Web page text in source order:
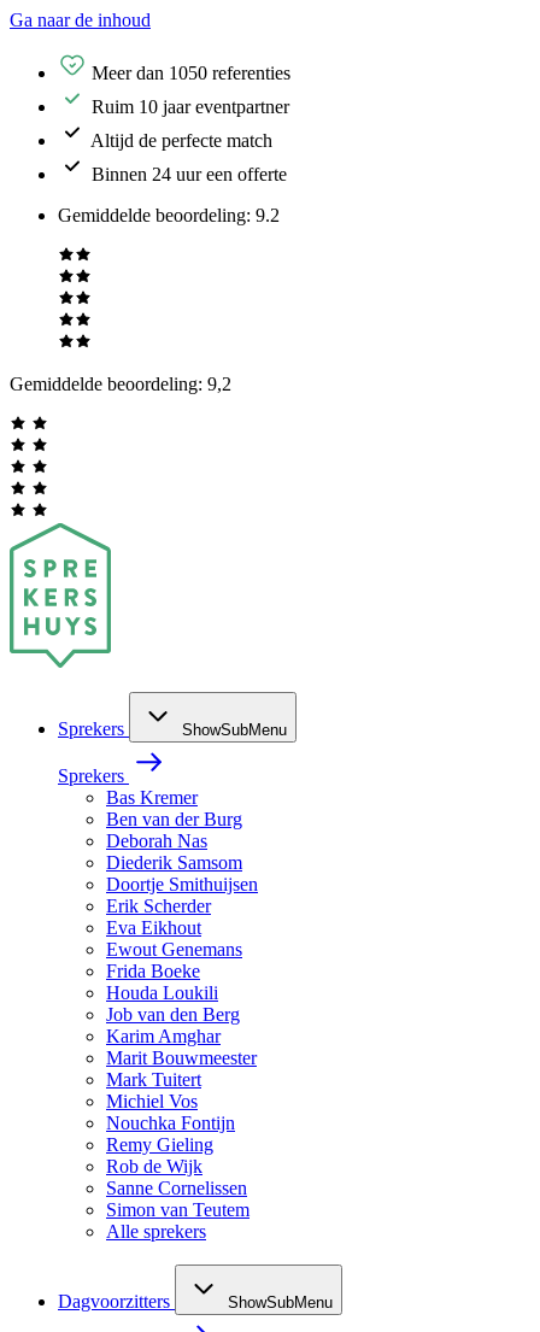
Ga naar de inhoud
Meer dan 1050 referenties
Ruim 10 jaar eventpartner
Altijd de perfecte match
Binnen 24 uur een offerte
Gemiddelde beoordeling: 9.2
Gemiddelde beoordeling: 9,2
Sprekers ShowSubMenu
Sprekers
Bas Kremer
Ben van der Burg
Deborah Nas
Diederik Samsom
Doortje Smithuijsen
Erik Scherder
Eva Eikhout
Ewout Genemans
Frida Boeke
Houda Loukili
Job van den Berg
Karim Amghar
Marit Bouwmeester
Mark Tuitert
Michiel Vos
Nouchka Fontijn
Remy Gieling
Rob de Wijk
Sanne Cornelissen
Simon van Teutem
Alle sprekers
Dagvoorzitters ShowSubMenu